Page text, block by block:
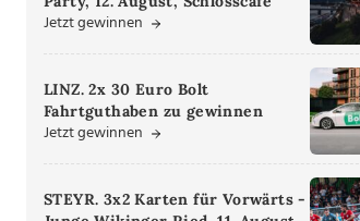
Jetzt gewinnen
LINZ. 2x 30 Euro Bolt
Fahrtguthaben zu gewinnen
Jetzt gewinnen
STEYR. 3x2 Karten für Vorwärts -